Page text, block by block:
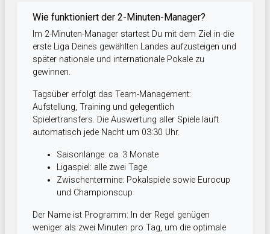
Wie funktioniert der 2-Minuten-Manager?
Im 2-Minuten-Manager startest Du mit dem Ziel in die
erste Liga Deines gewählten Landes aufzusteigen und
später nationale und internationale Pokale zu
gewinnen.
Tagsüber erfolgt das Team-Management:
Aufstellung, Training und gelegentlich
Spielertransfers. Die Auswertung aller Spiele läuft
automatisch jede Nacht um 03:30 Uhr.
Saisonlänge: ca. 3 Monate
Ligaspiel: alle zwei Tage
Zwischentermine: Pokalspiele sowie Eurocup
und Championscup
Der Name ist Programm: In der Regel genügen
weniger als zwei Minuten pro Tag, um die optimale